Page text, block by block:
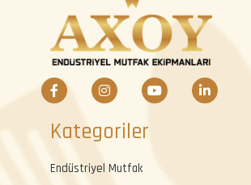
Kategoriler
Endüstriyel Mutfak